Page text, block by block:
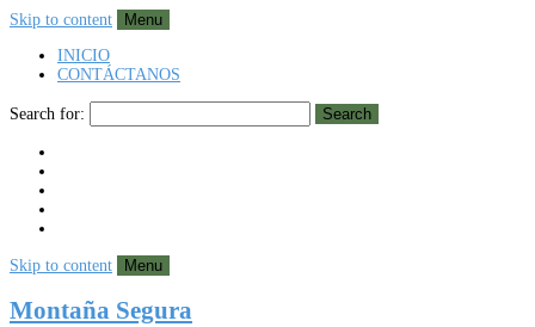
Skip to content
Menu
INICIO
CONTÁCTANOS
Search for: Search
Skip to content Menu
Montaña Segura